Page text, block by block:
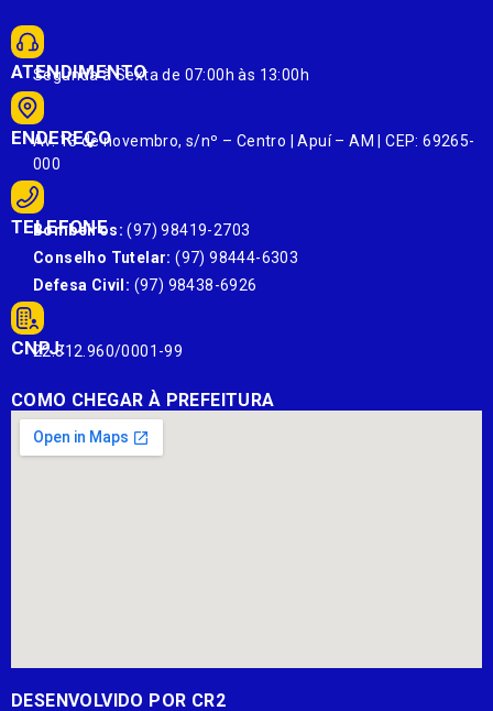
ATENDIMENTO
Segunda à Sexta de 07:00h às 13:00h
ENDEREÇO
Av. 13 de novembro, s/nº – Centro | Apuí – AM | CEP: 69265-
000
TELEFONE
Bombeiros: (97) 98419-2703
Conselho Tutelar: (97) 98444-6303
Defesa Civil: (97) 98438-6926
CNPJ:
22.812.960/0001-99
COMO CHEGAR À PREFEITURA
DESENVOLVIDO POR CR2